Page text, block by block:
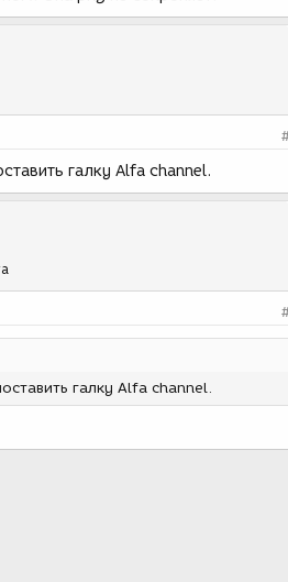
галку Alfa channel.
галку Alfa channel.